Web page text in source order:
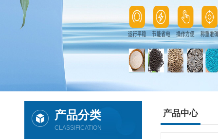
产品分类
CLASSIFICATION
产品中心